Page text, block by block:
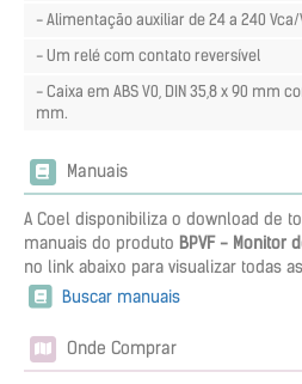
- Alimentação auxiliar de 24 a 240
- Um relé com contato reversível
- Caixa em ABS V0, DIN 35,8 x 90 mm
mm.
Manuais
A Coel disponibiliza o download de
manuais do produto BPVF - Monitor
no link abaixo para visualizar todas
Buscar manuais
Onde Comprar